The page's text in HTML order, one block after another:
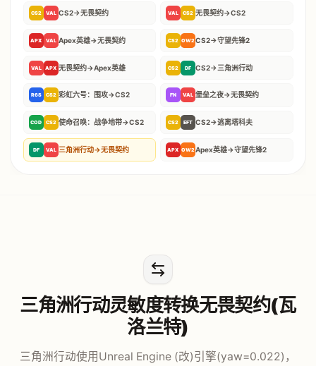
CS2 VAL CS2→无畏契约 VAL CS2 无畏契约→CS2
APX VAL Apex英雄→无畏契约 CS2 OW2CS2→守望先锋2
VAL APX 无畏契约→Apex英雄 CS2 DF CS2→三角洲行动
R6S CS2 彩虹六号：围攻→CS2 FN VAL 堡垒之夜→无畏契约
COD CS2 使命召唤：战争地带→CS2 CS2 EFT CS2→逃离塔科夫
DF VAL 三角洲行动→无畏契约 APX OW2Apex英雄→守望先锋2
三角洲行动灵敏度转换无畏契约(瓦
洛兰特)
三角洲行动使用Unreal Engine (改)引擎(yaw=0.022)，